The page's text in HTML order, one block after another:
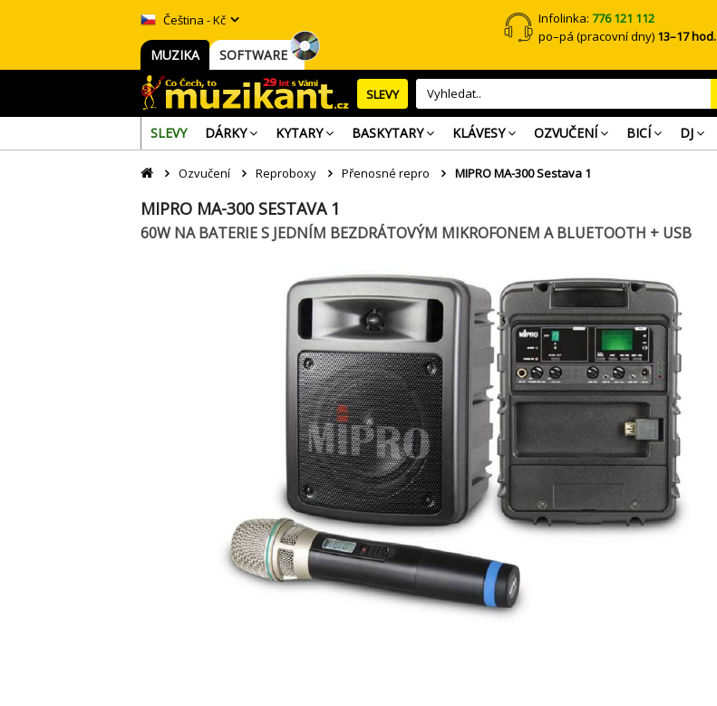
Infolinka:776 121 112
po–pá (pracovní dny) 13–17 hod.
Čeština - Kč
MUZIKA SOFTWARE
SLEVY
SLEVY DÁRKY KYTARY BASKYTARY KLÁVESY OZVUČENÍ BICÍ DJ
Ozvučení Reproboxy Přenosné repro MIPRO MA-300 Sestava 1
MIPRO MA-300 SESTAVA 1
60W NA BATERIE S JEDNÍM BEZDRÁTOVÝM MIKROFONEM A BLUETOOTH + USB